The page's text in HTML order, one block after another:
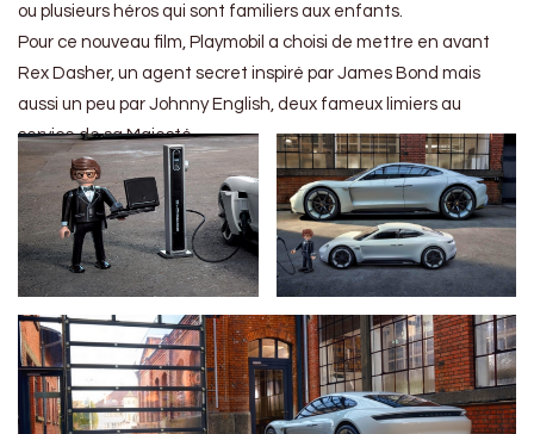
ou plusieurs héros qui sont familiers aux enfants.
Pour ce nouveau film, Playmobil a choisi de mettre en avant
Rex Dasher, un agent secret inspiré par James Bond mais
aussi un peu par Johnny English, deux fameux limiers au
service de sa Majesté.